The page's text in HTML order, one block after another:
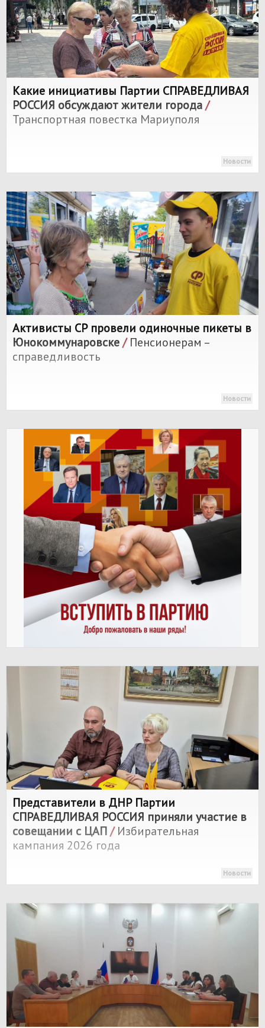
Какие инициативы Партии СПРАВЕДЛИВАЯ
РОССИЯ обсуждают жители города/
Транспортная повестка Мариуполя
Новости
Активисты СР провели одиночные пикеты в
Юнокоммунаровске/Пенсионерам –
справедливость
Новости
Представители в ДНР Партии
СПРАВЕДЛИВАЯ РОССИЯ приняли участие в
совещании с ЦАП/Избирательная
кампания 2026 года
Новости